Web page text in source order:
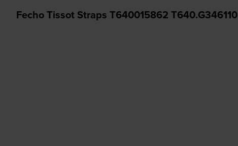
Fecho Tissot Straps T640015862 T640.G346110